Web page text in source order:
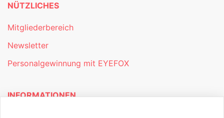
NÜTZLICHES
Mitgliederbereich
Newsletter
Personalgewinnung mit EYEFOX
INFORMATIONEN